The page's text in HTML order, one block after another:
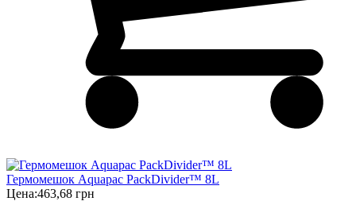
Гермомешок Aquapac PackDivider™ 8L
Цена:463,68 грн